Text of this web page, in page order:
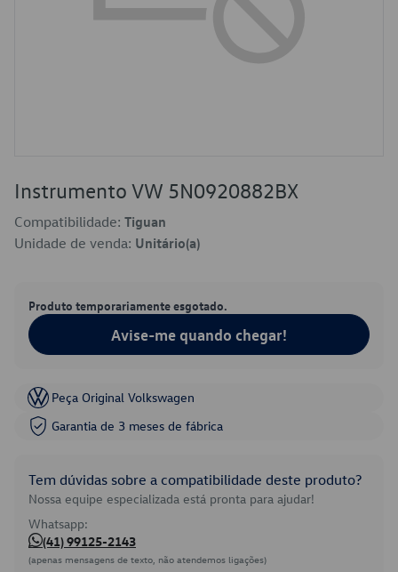
Instrumento VW 5N0920882BX
Compatibilidade: Tiguan
Unidade de venda: Unitário(a)
Produto temporariamente esgotado.
Avise-me quando chegar!
Peça Original Volkswagen
Garantia de 3 meses de fábrica
Tem dúvidas sobre a compatibilidade deste produto?
Nossa equipe especializada está pronta para ajudar!
Whatsapp:
(41) 99125-2143
(apenas mensagens de texto, não atendemos ligações)